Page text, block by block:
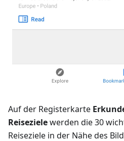
Auf der Registerkarte
Reisezielewerden die 30
Reiseziele in der Nähe des